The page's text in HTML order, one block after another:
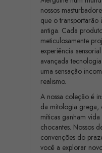
nossos
que o transportarão
antiga. Cada
meticulosamente
experiência
avançada
uma sensação
realismo.
A nossa coleção é
da mitologia grega,
míticas ganham
chocantes. Nossos
convenções do
você a explorar